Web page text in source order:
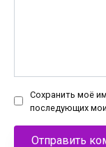
Сохранить моё
последующих